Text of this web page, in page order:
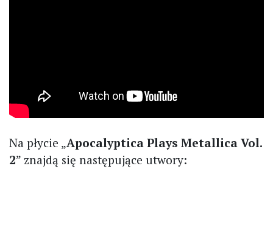
Na płycie „Apocalyptica Plays Metallica Vol.
2” znajdą się następujące utwory: